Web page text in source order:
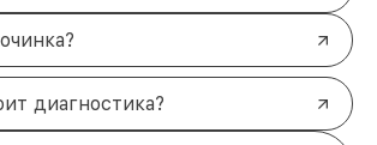
диагностика?